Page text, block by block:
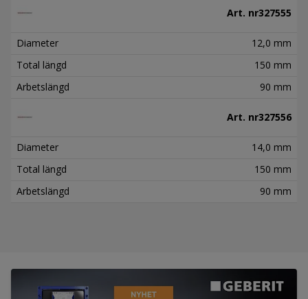
Art. nr327555
Diameter
12,0 mm
Total längd
150 mm
Arbetslängd
90 mm
Art. nr327556
Diameter
14,0 mm
Total längd
150 mm
Arbetslängd
90 mm